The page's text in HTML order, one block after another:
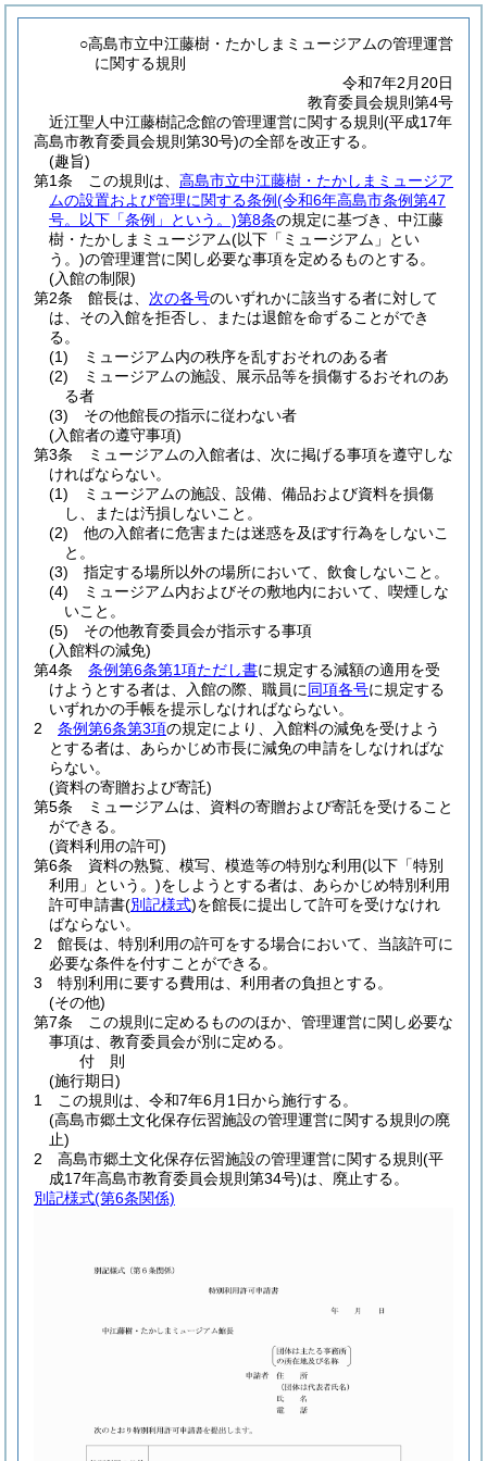
○高島市立中江藤樹・たかしまミュージアムの管理運営
に関する規則
令和7年2月20日
教育委員会規則第4号
近江聖人中江藤樹記念館の管理運営に関する規則(平成17年
高島市教育委員会規則第30号)の全部を改正する。
(趣旨)
第1条
この規則は、 高島市立中江藤樹・たかしまミュージア
ムの設置および管理に関する条例(令和6年高島市条例第47
号。以下「条例」という。)第8条の規定に基づき、中江藤
樹・たかしまミュージアム(以下「ミュージアム」とい
う。)の管理運営に関し必要な事項を定めるものとする。
(入館の制限)
第2条
館長は、 次の各号のいずれかに該当する者に対して
は、その入館を拒否し、または退館を命ずることができ
る。
(1)
ミュージアム内の秩序を乱すおそれのある者
(2)
ミュージアムの施設、展示品等を損傷するおそれのあ
る者
(3)
その他館長の指示に従わない者
(入館者の遵守事項)
第3条
ミュージアムの入館者は、次に掲げる事項を遵守しな
ければならない。
(1)
ミュージアムの施設、設備、備品および資料を損傷
し、または汚損しないこと。
(2)
他の入館者に危害または迷惑を及ぼす行為をしないこ
と。
(3)
指定する場所以外の場所において、飲食しないこと。
(4)
ミュージアム内およびその敷地内において、喫煙しな
いこと。
(5)
その他教育委員会が指示する事項
(入館料の減免)
第4条
条例第6条第1項ただし書に規定する減額の適用を受
けようとする者は、入館の際、職員に同項各号に規定する
いずれかの手帳を提示しなければならない。
2
条例第6条第3項の規定により、入館料の減免を受けよう
とする者は、あらかじめ市長に減免の申請をしなければな
らない。
(資料の寄贈および寄託)
第5条
ミュージアムは、資料の寄贈および寄託を受けること
ができる。
(資料利用の許可)
第6条
資料の熟覧、模写、模造等の特別な利用(以下「特別
利用」という。)をしようとする者は、あらかじめ特別利用
許可申請書(別記様式)を館長に提出して許可を受けなけれ
ばならない。
2
館長は、特別利用の許可をする場合において、当該許可に
必要な条件を付すことができる。
3
特別利用に要する費用は、利用者の負担とする。
(その他)
第7条
この規則に定めるもののほか、管理運営に関し必要な
事項は、教育委員会が別に定める。
付 則
(施行期日)
1
この規則は、令和7年6月1日から施行する。
(高島市郷土文化保存伝習施設の管理運営に関する規則の廃
止)
2
高島市郷土文化保存伝習施設の管理運営に関する規則 (平
成17年高島市教育委員会規則第34号)は、廃止する。
別記様式(第6条関係)